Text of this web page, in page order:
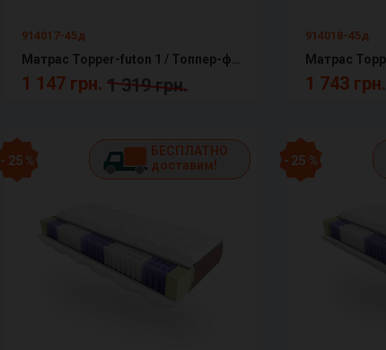
914017-45д
1 147 грн. 1 319 грн.
914018-45д
1 743 грн.
- 25 %
БЕСПЛАТНО
доставим!
- 25 %